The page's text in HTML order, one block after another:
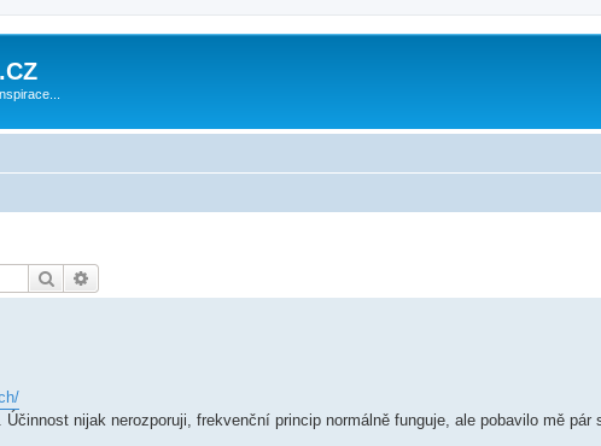
Hledat
nijak nerozporuji, frekvenční princip normálně funguje, ale pobavilo mě pár